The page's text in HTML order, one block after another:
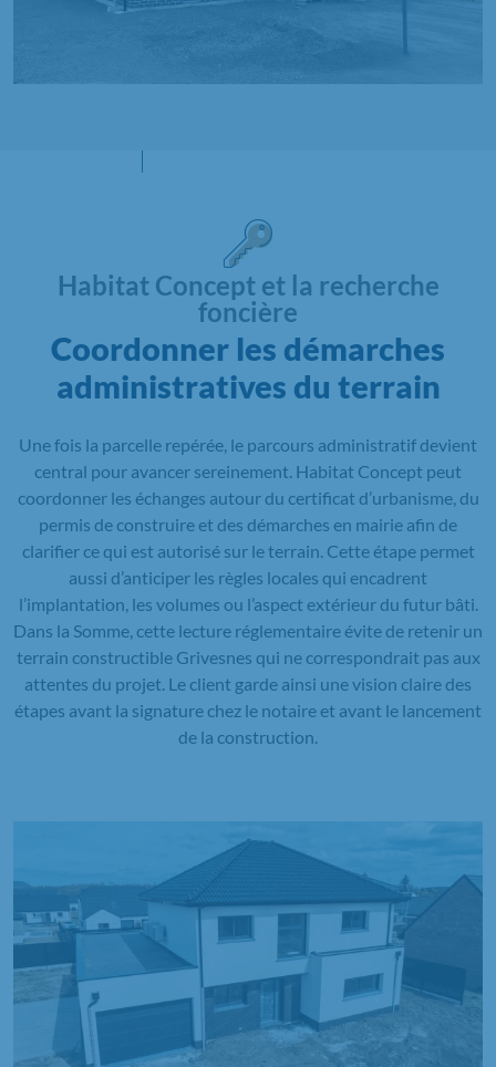
Habitat Concept et la recherche
foncière
Coordonner les démarches
administratives du terrain
Une fois la parcelle repérée, le parcours administratif devient
central pour avancer sereinement. Habitat Concept peut
coordonner les échanges autour du certificat d’urbanisme, du
permis de construire et des démarches en mairie afin de
clarifier ce qui est autorisé sur le terrain. Cette étape permet
aussi d’anticiper les règles locales qui encadrent
l’implantation, les volumes ou l’aspect extérieur du futur bâti.
Dans la Somme, cette lecture réglementaire évite de retenir un
terrain constructible Grivesnes qui ne correspondrait pas aux
attentes du projet. Le client garde ainsi une vision claire des
étapes avant la signature chez le notaire et avant le lancement
de la construction.